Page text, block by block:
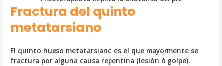
Fractura del quinto
metatarsiano
El quinto hueso metatarsiano es el que mayormente se
fractura por alguna causa repentina (lesión ó golpe).